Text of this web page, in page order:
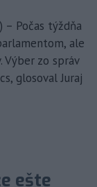
– Počas týždňa
ale
zo správ
glosoval Juraj
ešte